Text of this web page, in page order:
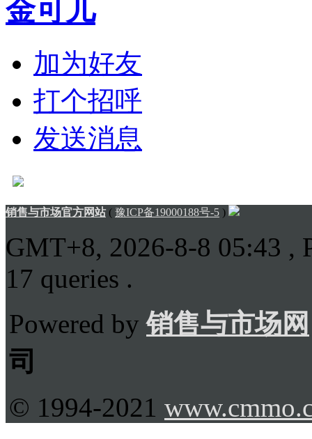
金可儿
加为好友
打个招呼
发送消息
销售与市场官方网站( 豫ICP备19000188号-5 )
GMT+8, 2026-8-8 05:43 ,
17 queries .
Powered by销售与市场网
司
© 1994-2021